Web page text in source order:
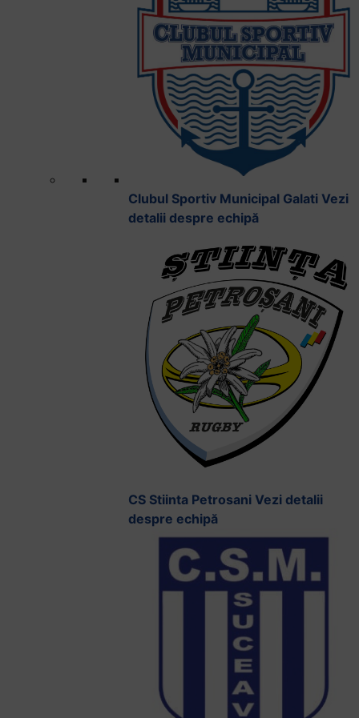
Clubul Sportiv Municipal Galati Vezi
detalii despre echipă
CS Stiinta Petrosani Vezi detalii
despre echipă